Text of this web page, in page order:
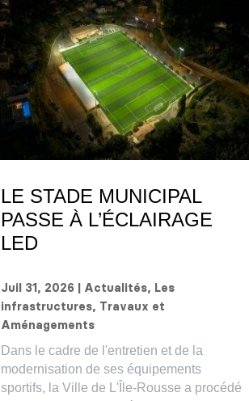
LE STADE MUNICIPAL
PASSE À L’ÉCLAIRAGE
LED
Juil 31, 2026 Actualités, Les
infrastructures,
Travaux et
Aménagements
Dans le cadre de l'entretien et de la
modernisation de ses équipements
sportifs, la Ville de L'Île-Rousse a procédé